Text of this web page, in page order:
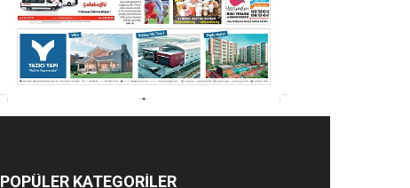
POPÜLER KATEGORİLER